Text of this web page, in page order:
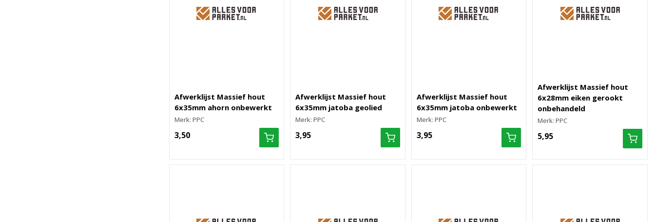
Afwerklijst Massief hout
6x35mm ahorn onbewerkt
Merk: PPC
3,50
Afwerklijst Massief hout
6x35mm jatoba geolied
Merk: PPC
3,95
Afwerklijst Massief hout
6x35mm jatoba onbewerkt
Merk: PPC
3,95
Afwerklijst Massief hout
6x28mm eiken gerookt
onbehandeld
Merk: PPC
5,95